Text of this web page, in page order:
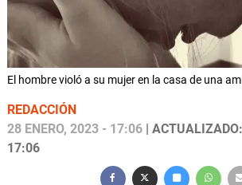
El hombre violó a su mujer en la casa de una
REDACCIÓN
28 ENERO, 2023 - 17:06 |
17:06